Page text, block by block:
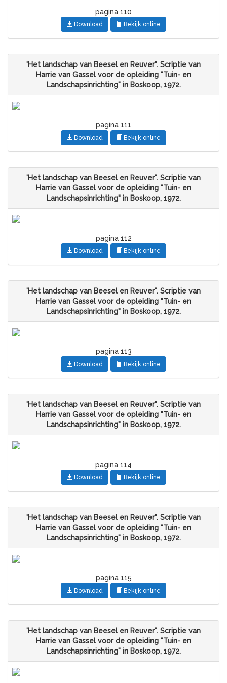
pagina 110
Download Bekijk online
'Het landschap van Beesel en Reuver". Scriptie van
Harrie van Gassel voor de opleiding "Tuin- en
Landschapsinrichting" in Boskoop, 1972.
pagina 111
Download Bekijk online
'Het landschap van Beesel en Reuver". Scriptie van
Harrie van Gassel voor de opleiding "Tuin- en
Landschapsinrichting" in Boskoop, 1972.
pagina 112
Download Bekijk online
'Het landschap van Beesel en Reuver". Scriptie van
Harrie van Gassel voor de opleiding "Tuin- en
Landschapsinrichting" in Boskoop, 1972.
pagina 113
Download Bekijk online
'Het landschap van Beesel en Reuver". Scriptie van
Harrie van Gassel voor de opleiding "Tuin- en
Landschapsinrichting" in Boskoop, 1972.
pagina 114
Download Bekijk online
'Het landschap van Beesel en Reuver". Scriptie van
Harrie van Gassel voor de opleiding "Tuin- en
Landschapsinrichting" in Boskoop, 1972.
pagina 115
Download Bekijk online
'Het landschap van Beesel en Reuver". Scriptie van
Harrie van Gassel voor de opleiding "Tuin- en
Landschapsinrichting" in Boskoop, 1972.